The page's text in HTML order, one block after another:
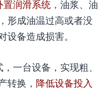
置润滑系统，油浆、油
形成油温过高或者没
备造成损害。
一台设备，实现粗、
转换， 降低设备投入